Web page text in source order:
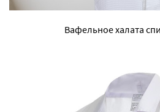
Вафельное халата